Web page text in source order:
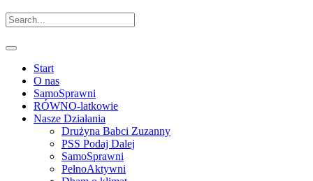
Start
O nas
SamoSprawni
RÓWNO-latkowie
Nasze Działania
Drużyna Babci Zuzanny
PSS Podaj Dalej
SamoSprawni
PełnoAktywni